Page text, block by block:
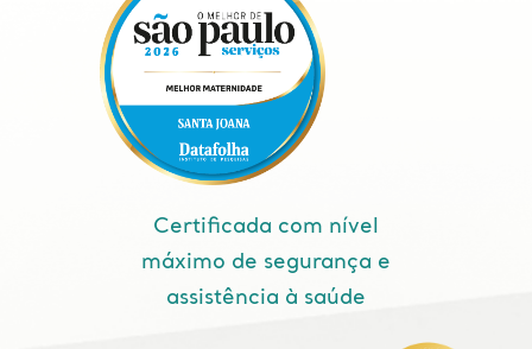
Certificada com nível
máximo de segurança e
assistência à saúde